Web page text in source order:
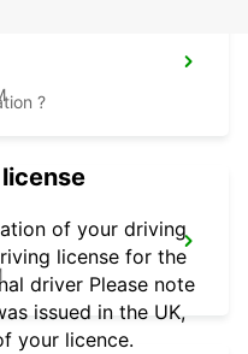
?
of your driving
license for the
driver Please note
issued in the UK,
your licence.